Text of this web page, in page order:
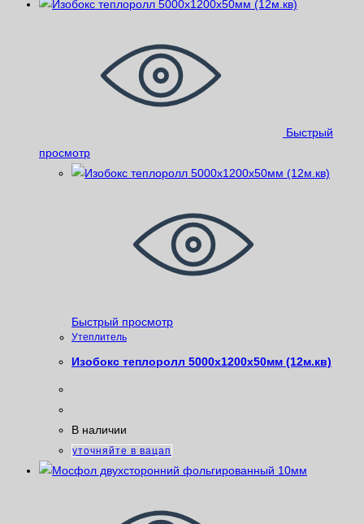
Быстрый
просмотр
Быстрый просмотр
Утеплитель
Изобокс теплоролл 5000х1200х50мм (12м.кв)
В наличии
уточняйте в вацап